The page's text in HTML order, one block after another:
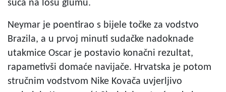
suca na lošu glumu.
Neymar je poentirao s bijele točke za vodstvo
Brazila, a u prvoj minuti sudačke nadoknade
utakmice Oscar je postavio konačni rezultat,
rapametivši domaće navijače. Hrvatska je potom
stručnim vodstvom Nike Kovača uvjerljivo